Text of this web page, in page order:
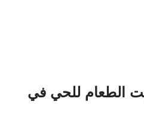
الطعام للحي في